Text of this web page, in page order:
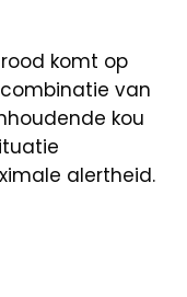
komt op
van
kou
alertheid.